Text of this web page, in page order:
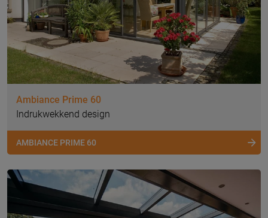
Ambiance Prime 60
Indrukwekkend design
AMBIANCE PRIME 60